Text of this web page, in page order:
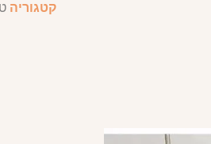
קטגוריה